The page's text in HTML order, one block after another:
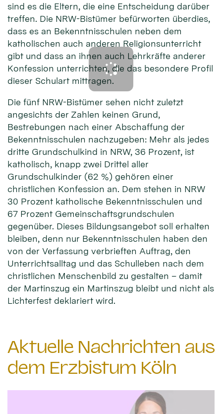
sind es die Eltern, die eine Entscheidung darüber
treffen. Die NRW-Bistümer befürworten überdies,
dass es an Bekenntnisschulen neben dem
katholischen auch anderen Religionsunterricht
gibt und dass an ihnen auch Lehrkräfte anderer
Konfession unterrichten, die das besondere Profil
dieser Schulart mittragen.
Die fünf NRW-Bistümer sehen nicht zuletzt
angesichts der Zahlen keinen Grund,
Bestrebungen nach einer Abschaffung der
Bekenntnisschulen nachzugeben: Mehr als jedes
dritte Grundschulkind in NRW, 36 Prozent, ist
katholisch, knapp zwei Drittel aller
Grundschulkinder (62 %) gehören einer
christlichen Konfession an. Dem stehen in NRW
30 Prozent katholische Bekenntnisschulen und
67 Prozent Gemeinschaftsgrundschulen
gegenüber. Dieses Bildungsangebot soll erhalten
bleiben, denn nur Bekenntnisschulen haben den
von der Verfassung verbrieften Auftrag, den
Unterrichtsalltag und das Schulleben nach dem
christlichen Menschenbild zu gestalten – damit
der Martinszug ein Martinszug bleibt und nicht als
Lichterfest deklariert wird.
Aktuelle Nachrichten aus
dem Erzbistum Köln